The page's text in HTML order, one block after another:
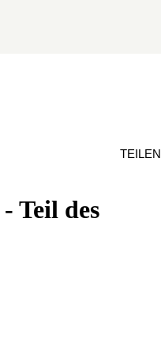
Teil des
TEILEN